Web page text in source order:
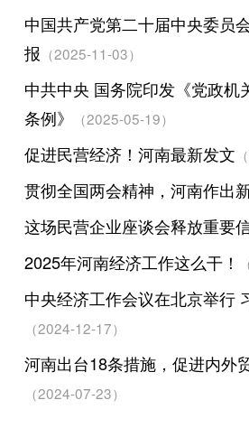
中国共产党第二十届中央委员
报 （2025-11-03）
中共中央 国务院印发《党政机
条例》
（2025-05-19）
促进民营经济！河南最新发文
贯彻全国两会精神，河南作出
这场民营企业座谈会释放重要
2025年河南经济工作这么干！
中央经济工作会议在北京举行
（2024-12-17）
河南出台18条措施，促进内外
（2024-07-23）